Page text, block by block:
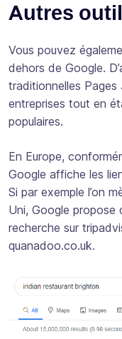
Autres
Vous pouvez
dehors de Google.
traditionnelles
entreprises tout en
populaires.
En Europe,
Google affiche les
Si par exemple l’on
Uni, Google propose
recherche sur
quanadoo.co.uk.